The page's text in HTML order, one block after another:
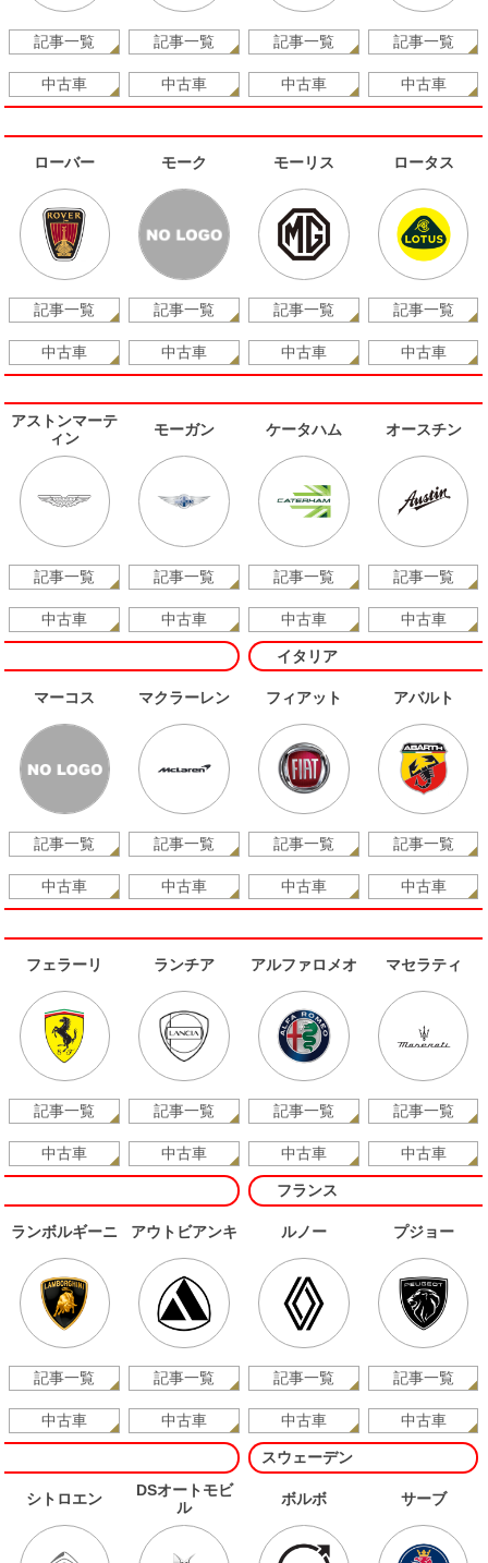
記事一覧
中古車
記事一覧
中古車
記事一覧
中古車
記事一覧
中古車
ローバー
記事一覧
中古車
モーク
記事一覧
中古車
モーリス
記事一覧
中古車
ロータス
記事一覧
中古車
アストンマーテ
ィン
記事一覧
中古車
モーガン
記事一覧
中古車
ケータハム
記事一覧
中古車
オースチン
記事一覧
中古車
マーコス
記事一覧
中古車
マクラーレン
記事一覧
中古車
イタリア
フィアット
記事一覧
中古車
アバルト
記事一覧
中古車
フェラーリ
記事一覧
中古車
ランチア
記事一覧
中古車
アルファロメオ
記事一覧
中古車
マセラティ
記事一覧
中古車
ランボルギーニ
記事一覧
中古車
アウトビアンキ
記事一覧
中古車
フランス
ルノー
記事一覧
中古車
プジョー
記事一覧
中古車
シトロエン
DSオートモビ
ル
スウェーデン
ボルボ サーブ